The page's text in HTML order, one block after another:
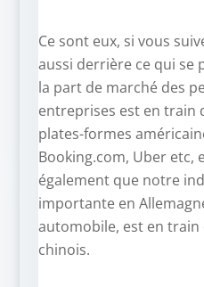
Ce sont eux, si vous
aussi derrière ce qui se
la part de marché des
entreprises est en train
plates-formes
Booking.com, Uber etc,
également que notre
importante en
automobile, est en train
chinois.